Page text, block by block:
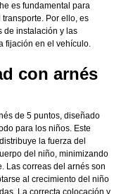
es fundamental para
Por ello, es
de instalación y las
fijación en el vehículo.
con arnés
de 5 puntos, diseñado
para los niños. Este
la fuerza del
del niño, minimizando
Las correas del arnés son
al crecimiento del niño
La correcta colocación y